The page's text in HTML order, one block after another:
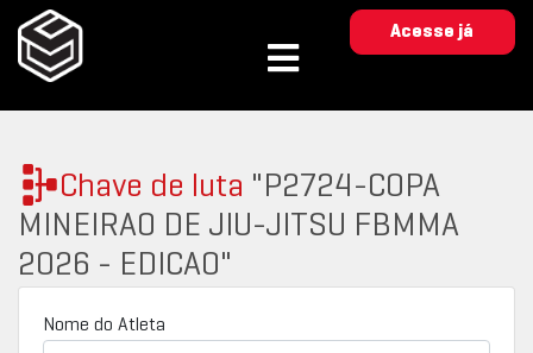
Acesse já
Chave de luta "P2724-COPA
MINEIRAO DE JIU-JITSU FBMMA
2026 - EDICAO"
Nome do Atleta